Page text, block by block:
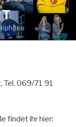
Tel. 069/71 91
findet ihr hier: